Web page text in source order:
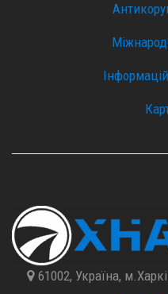
61002, Україна,